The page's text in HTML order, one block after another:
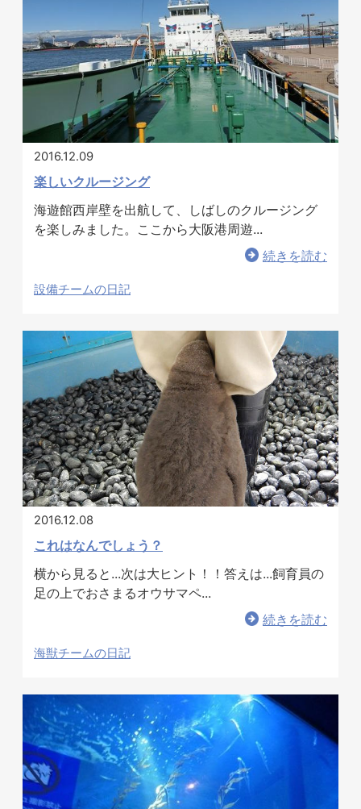
2016.12.09
楽しいクルージング
海遊館西岸壁を出航して、しばしのクルージング
を楽しみました。ここから大阪港周遊...
続きを読む
設備チームの日記
2016.12.08
これはなんでしょう？
横から見ると...次は大ヒント！！答えは...飼育員の
足の上でおさまるオウサマペ...
続きを読む
海獣チームの日記